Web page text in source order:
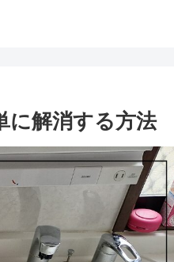
に解消する方法